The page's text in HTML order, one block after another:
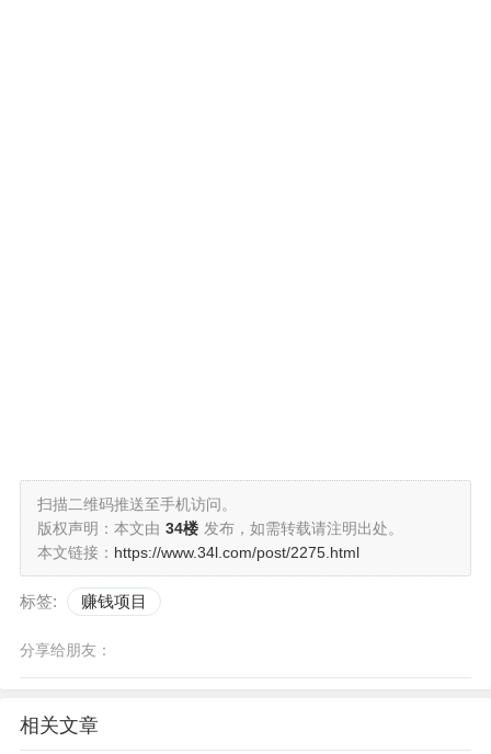
扫描二维码推送至手机访问。
版权声明：本文由 34楼 发布，如需转载请注明出处。
本文链接： https://www.34l.com/post/2275.html
标签: 赚钱项目
分享给朋友：
相关文章